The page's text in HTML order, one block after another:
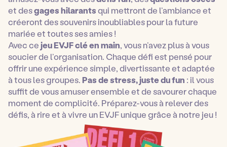
et desgages hilarantsqui mettront de l’ambiance et
créeront des souvenirs inoubliables pour la future
mariée et toutes ses amies !
Avec cejeu EVJF clé en main, vous n’avez plus à vous
soucier de l’organisation. Chaque défi est pensé pour
offrir une expérience simple, divertissante et adaptée
à tous les groupes.Pas de stress, juste du fun : il vous
suffit de vous amuser ensemble et de savourer chaque
moment de complicité. Préparez-vous à relever des
défis, à rire et à vivre un EVJF unique grâce à notre jeu !